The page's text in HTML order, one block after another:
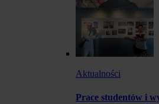
Aktualności
Prace studentów i